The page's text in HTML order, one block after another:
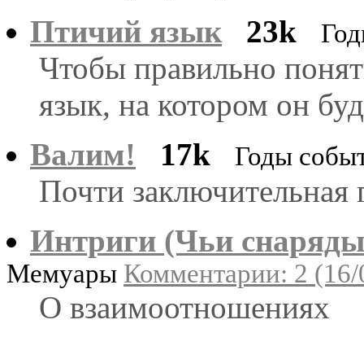
Птичий язык 23k
Чтобы правильно
язык, на котором он
Валим!
17k Годы
Почти
Интриги (Чьи
Мемуары Комментарии: 2
О взаимоотношениях